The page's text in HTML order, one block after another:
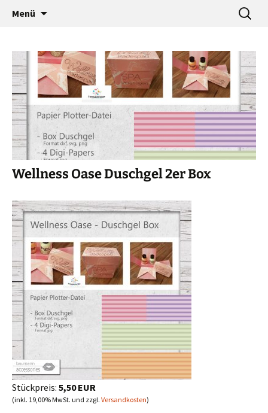
baumann-accessories
…a designers world
Menü
Suche
nach:
Wellness Oase Duschgel 2er Box
Stückpreis: 5,50 EUR
(inkl. 19,00% MwSt. und zzgl. Versandkosten)